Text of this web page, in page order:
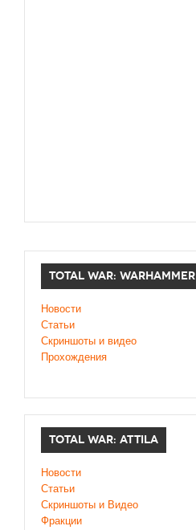
TOTAL WAR: WARHAMMER
Новости
Статьи
Скриншоты и видео
Прохождения
TOTAL WAR: ATTILA
Новости
Статьи
Скриншоты и Видео
Фракции